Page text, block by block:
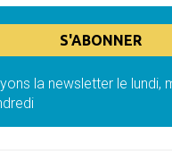
la newsletter le lundi,